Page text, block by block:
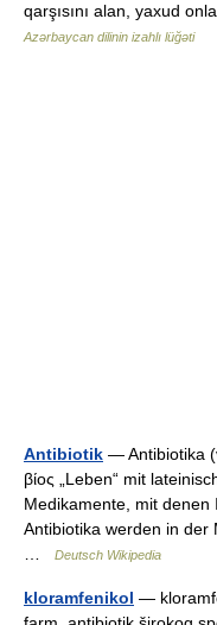
qarşısını alan, yaxud
Azərbaycan dilinin izahlı lüğəti
Antibiotik — Antibiotika
βίος „Leben“ mit
Medikamente, mit denen
Antibiotika werden in der
Deutsch Wikipedia
kloramfenikol —